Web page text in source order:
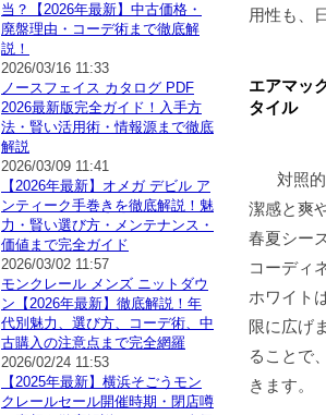
用性も、
エアマッ
タイル
対照
潔感と爽
春夏シー
コーディ
ホワイト
限に広げ
ることで
きます。
当？【2026年最新】中古価格・
廃盤理由・コーデ術まで徹底解
説！
2026/03/16 11:33
ノースフェイス カタログ PDF
2026最新版完全ガイド！入手方
法・賢い活用術・情報源まで徹底
解説
2026/03/09 11:41
【2026年最新】オメガ デビル ア
ンティーク手巻きを徹底解説！魅
力・賢い選び方・メンテナンス・
価値まで完全ガイド
2026/03/02 11:57
モンクレール メンズ ニットダウ
ン【2026年最新】徹底解説！年
代別魅力、選び方、コーデ術、中
古購入の注意点まで完全網羅
2026/02/24 11:53
【2025年最新】横浜そごうモン
クレールセール開催時期・閉店噂